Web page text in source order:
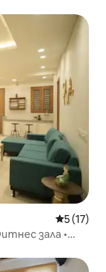
Средна
5 (17)
зала •